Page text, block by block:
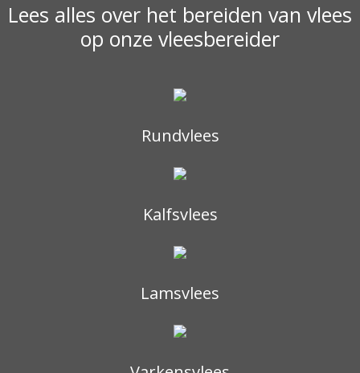
Lees alles over het bereiden van vlees
op onze vleesbereider
Rundvlees
Kalfsvlees
Lamsvlees